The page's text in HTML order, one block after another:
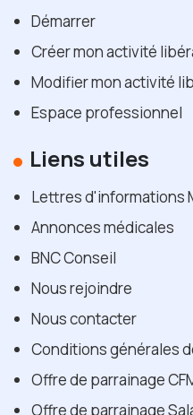
Démarrer
Créer mon activité
Modifier mon activité
Espace professionnel
Liens utiles
Lettres d'informations
Annonces médicales
BNC Conseil
Nous rejoindre
Nous contacter
Conditions générales
Offre de parrainage
Offre de parrainage